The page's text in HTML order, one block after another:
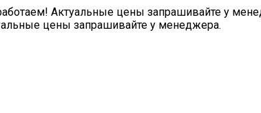
Актуальные цены запрашивайте у
цены запрашивайте у менеджера.